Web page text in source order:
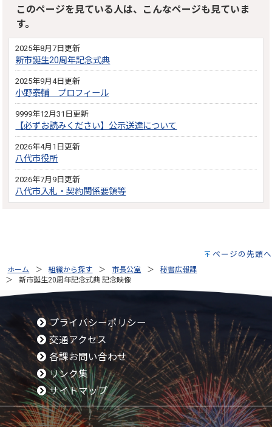
このページを見ている人は、こんなページも見ていま
す。
2025年8月7日更新
新市誕生20周年記念式典
2025年9月4日更新
小野泰輔 プロフィール
9999年12月31日更新
【必ずお読みください】公示送達について
2026年4月1日更新
八代市役所
2026年7月9日更新
八代市入札・契約関係要領等
ページの先頭へ
ホーム 組織から探す 市長公室
秘書広報課
新市誕生20周年記念式典 記念映像
プライバシーポリシー
交通アクセス
各課お問い合わせ
リンク集
サイトマップ